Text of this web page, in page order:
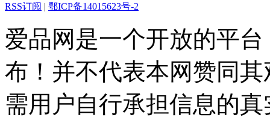
RSS订阅 | 鄂ICP备14015623号-2
爱品网是一个开放的平
布！并不代表本网赞同
需用户自行承担信息的